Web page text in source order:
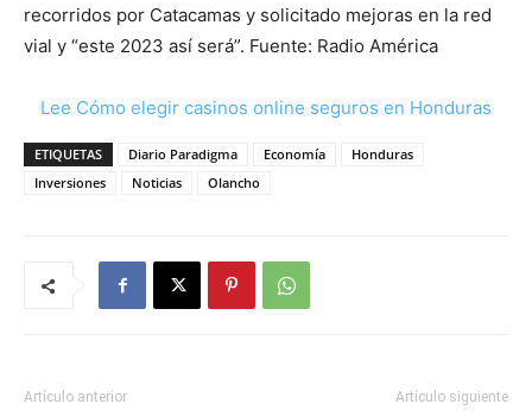
recorridos por Catacamas y solicitado mejoras en la red
vial y “este 2023 así será”. Fuente: Radio América
Lee Cómo elegir casinos online seguros en Honduras
ETIQUETAS Diario Paradigma Economía
Honduras
Inversiones
Noticias Olancho
Artículo anterior Artículo siguiente